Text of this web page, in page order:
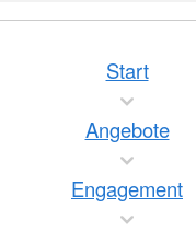
Start
Angebote
Engagement